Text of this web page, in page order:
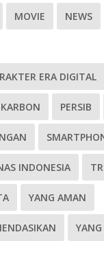
MOVIE NEWS
ERA DIGITAL
PERSIB
INDONESIA
YANG AMAN